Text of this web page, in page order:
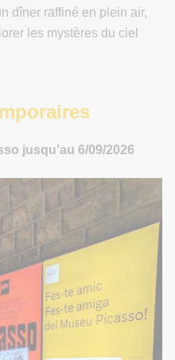
dîner raffiné en plein air,
les mystères du ciel
jusqu'au 6/09/2026